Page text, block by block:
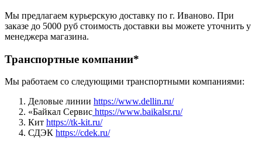
Мы предлагаем курьерскую доставку по г. Иваново. При
заказе до 5000 руб стоимость доставки вы можете уточнить у
менеджера магазина.
Транспортные компании*
Мы работаем со следующими транспортными компаниями:
Деловые линии https://www.dellin.ru/
«Байкал Сервис https://www.baikalsr.ru/
Кит https://tk-kit.ru/
СДЭК https://cdek.ru/